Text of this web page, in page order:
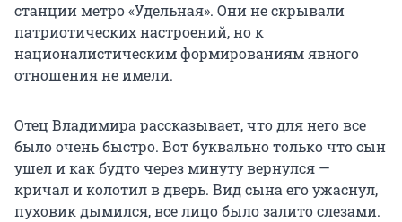
станции метро «Удельная». Они не скрывали
патриотических настроений, но к
националистическим формированиям явного
отношения не имели.
Отец Владимира рассказывает, что для него все
было очень быстро. Вот буквально только что сын
ушел и как будто через минуту вернулся —
кричал и колотил в дверь. Вид сына его ужаснул,
пуховик дымился, все лицо было залито слезами.